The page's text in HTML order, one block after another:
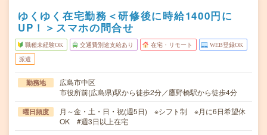
ゆくゆく在宅勤務＜研修後に時給1400円に
UP！＞スマホの問合せ
職種未経験OK 交通費別途支給あり 在宅・リモート WEB登録OK
派遣
勤務地
広島市中区
市役所前(広島県)駅から徒歩2分／鷹野橋駅から徒歩4分
曜日頻度
月～金・土・日・祝(週5日) ※シフト制 ※月に6日希望休
OK #週3日以上在宅